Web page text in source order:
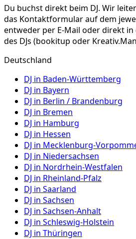
Du buchst direkt beim DJ. Wir
das Kontaktformular auf dem
entweder per E-Mail oder direkt in
des DJs (bookitup oder
Deutschland
DJ in Baden-Württemberg
DJ in Bayern
DJ in Berlin / Brandenburg
DJ in Bremen
DJ in Hamburg
DJ in Hessen
DJ in Mecklenburg-
DJ in Niedersachsen
DJ in Nordrhein-Westfalen
DJ in Rheinland-Pfalz
DJ in Saarland
DJ in Sachsen
DJ in Sachsen-Anhalt
DJ in Schleswig-Holstein
DJ in Thüringen